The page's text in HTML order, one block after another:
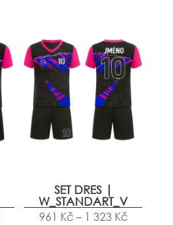
SET DRES |
W_STANDART_V
961 Kč– 1 323 Kč